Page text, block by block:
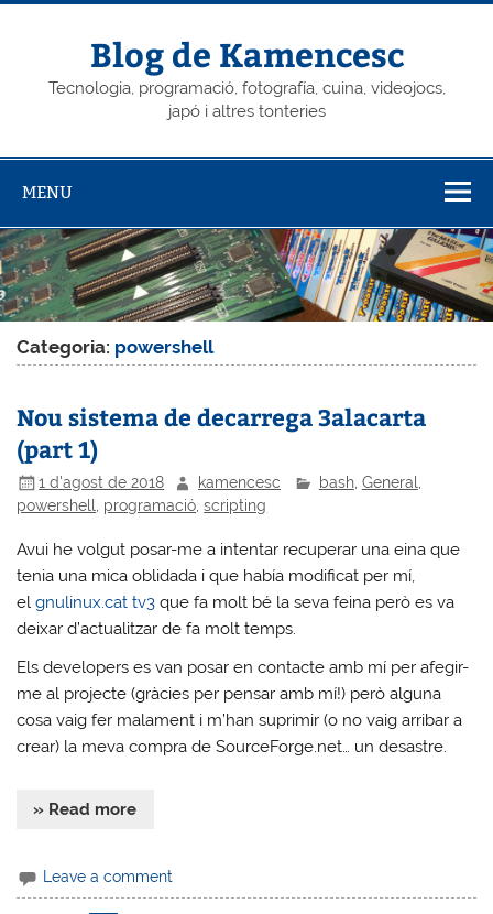
Skip
Blog de Kamencesc
Tecnologia, programació, fotografía, cuina, videojocs,
japó i altres tonteries
MENU
Categoria: powershell
Nou sistema de decarrega 3alacarta
(part 1)
1 d'agost de 2018 kamencesc bash, General
powershell, programació,scripting
Avui he volgut posar-me a intentar recuperar una eina que
tenia una mica oblidada i que había modificat per mí,
elgnulinux.cat tv3 que fa molt bé la seva feina però es va
deixar d’actualitzar de fa molt temps.
Els developers es van posar en contacte amb mí per afegir-
me al projecte (gràcies per pensar amb mí!) però alguna
cosa vaig fer malament i m’han suprimir (o no vaig arribar a
crear) la meva compra de SourceForge.net… un desastre.
» Read more
Leave a comment